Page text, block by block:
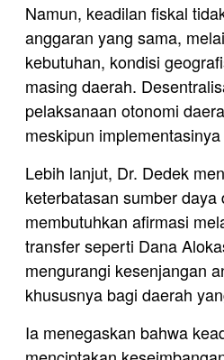
Namun, keadilan fiskal
anggaran yang sama,
kebutuhan, kondisi
masing daerah.
pelaksanaan otonomi
meskipun
Lebih lanjut, Dr. Dedek
keterbatasan sumber
membutuhkan afirmasi
transfer seperti Dana
mengurangi kesenjangan
khususnya bagi daerah
Ia menegaskan bahwa